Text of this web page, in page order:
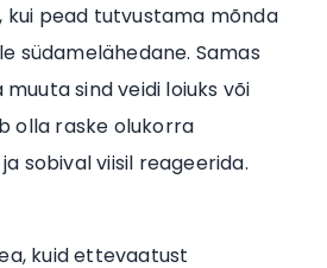
kui pead tutvustama mõnda
südamelähedane. Samas
sind veidi loiuks või
olla raske olukorra
sobival viisil reageerida.
kuid ettevaatust